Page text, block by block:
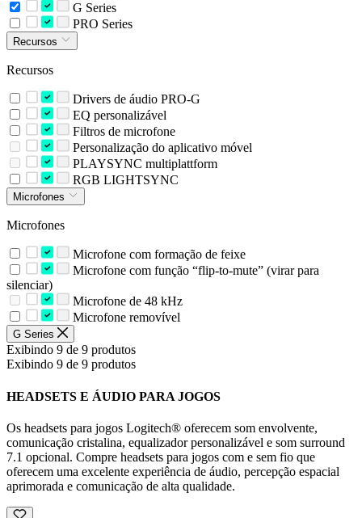
G Series
PRO Series
Recursos
Recursos
Drivers de áudio PRO-G
EQ personalizável
Filtros de microfone
Personalização do aplicativo móvel
PLAYSYNC multiplattform
RGB LIGHTSYNC
Microfones
Microfones
Microfone com formação de feixe
Microfone com função “flip-to-mute” (virar para
silenciar)
Microfone de 48 kHz
Microfone removível
G Series
Exibindo 9 de 9 produtos
Exibindo 9 de 9 produtos
HEADSETS E ÁUDIO PARA JOGOS
Os headsets para jogos Logitech® oferecem som envolvente,
comunicação cristalina, equalizador personalizável e som surround
7.1 opcional. Compre headsets para jogos com e sem fio que
oferecem uma excelente experiência de áudio, percepção espacial
aprimorada e comunicação de alta qualidade.